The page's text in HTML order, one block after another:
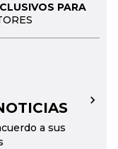
PARA
a sus
→